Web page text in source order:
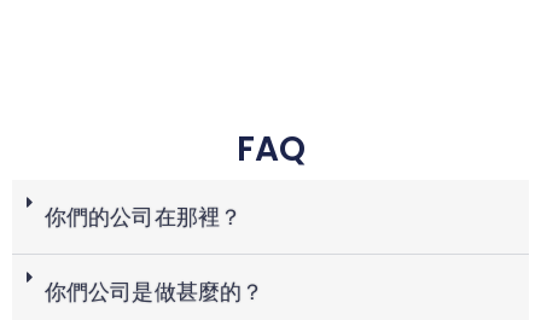
FAQ
你們的公司在那裡？
你們公司是做甚麼的？